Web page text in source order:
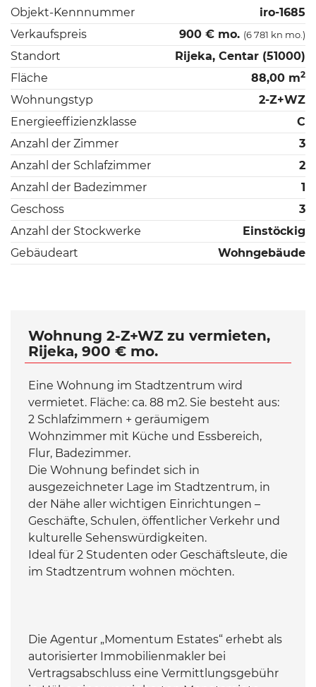
Objekt-Kennnummer
iro-1685
Verkaufspreis
900 € mo. (6 781 kn mo.)
Standort
Rijeka, Centar (51000)
Fläche
88,00 m2
Wohnungstyp
2-Z+WZ
Energieeffizienzklasse
C
Anzahl der Zimmer
3
Anzahl der Schlafzimmer
2
Anzahl der Badezimmer
1
Geschoss
3
Anzahl der Stockwerke
Einstöckig
Gebäudeart
Wohngebäude
Wohnung 2-Z+WZ zu vermieten,
Rijeka, 900 € mo.
Eine Wohnung im Stadtzentrum wird
vermietet. Fläche: ca. 88 m2. Sie besteht aus:
2 Schlafzimmern + geräumigem
Wohnzimmer mit Küche und Essbereich,
Flur, Badezimmer.
Die Wohnung befindet sich in
ausgezeichneter Lage im Stadtzentrum, in
der Nähe aller wichtigen Einrichtungen –
Geschäfte, Schulen, öffentlicher Verkehr und
kulturelle Sehenswürdigkeiten.
Ideal für 2 Studenten oder Geschäftsleute, die
im Stadtzentrum wohnen möchten.
Die Agentur „Momentum Estates“ erhebt als
autorisierter Immobilienmakler bei
Vertragsabschluss eine Vermittlungsgebühr